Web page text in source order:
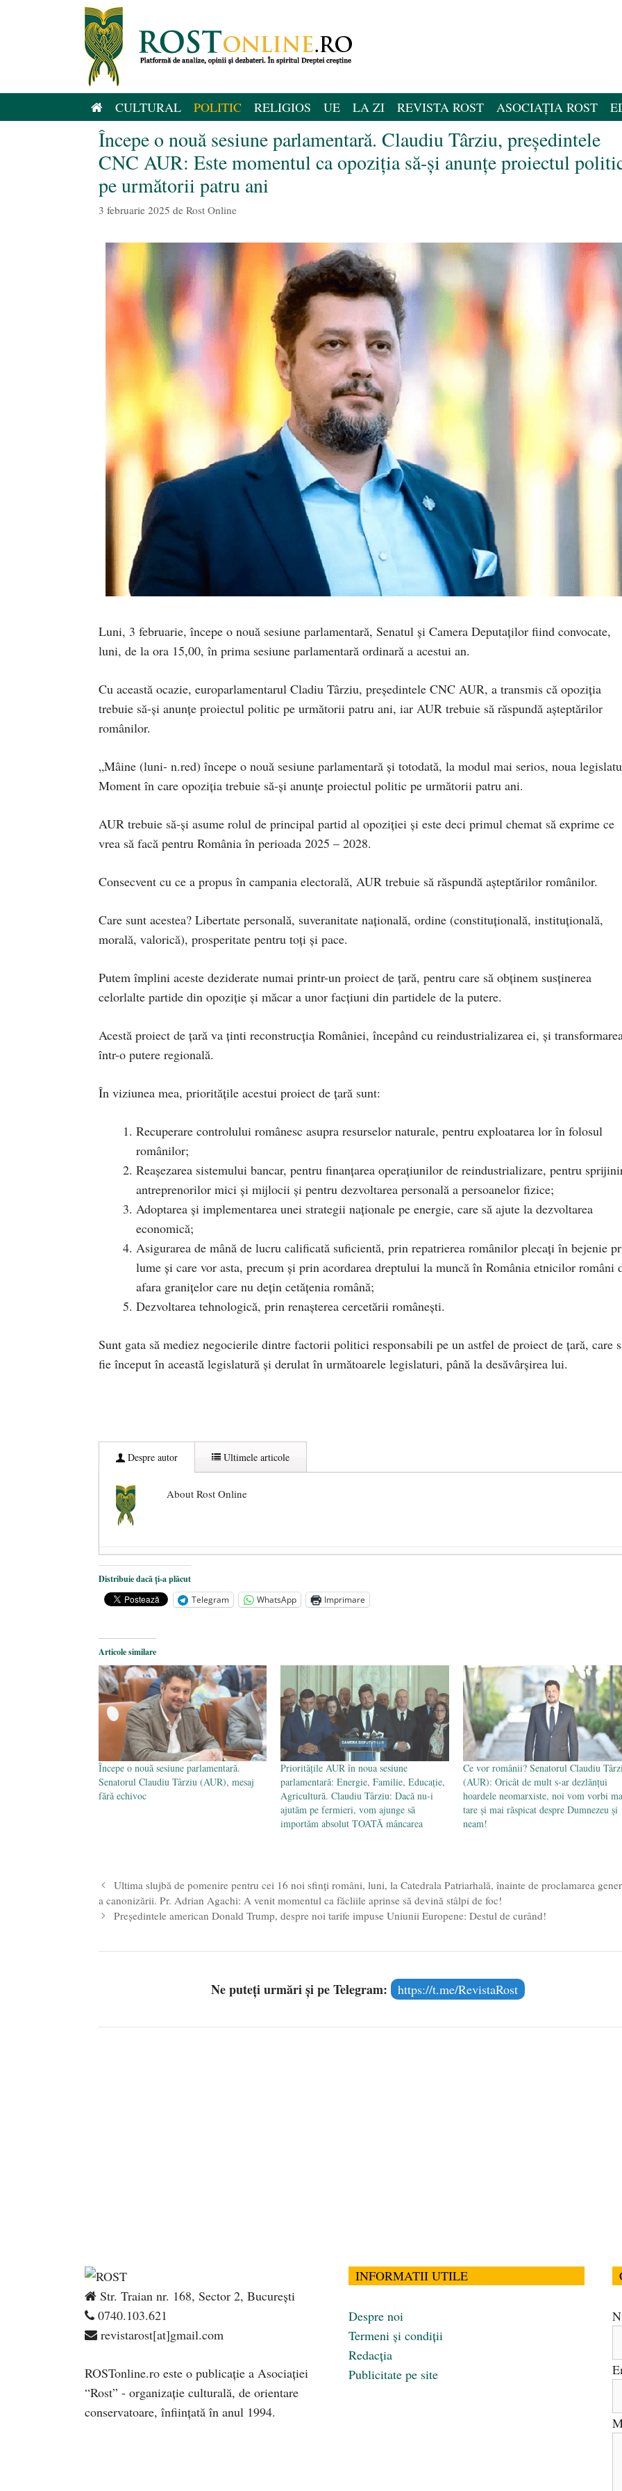
CULTURAL POLITIC RELIGIOS UE LA ZI REVISTA ROST ASOCIAȚIA ROST
Începe o nouă sesiune parlamentară. Claudiu Târziu, președintele
CNC AUR: Este momentul ca opoziția să-și anunțe proiectul
pe următorii patru ani
3 februarie 2025 de Rost Online
Luni, 3 februarie, începe o nouă sesiune parlamentară, Senatul şi Camera Deputaţilor fiind convocate,
luni, de la ora 15,00, în prima sesiune parlamentară ordinară a acestui an.
Cu această ocazie, europarlamentarul Cladiu Târziu, președintele CNC AUR, a transmis că opoziția
trebuie să-și anunțe proiectul politic pe următorii patru ani, iar AUR trebuie să răspundă așteptărilor
românilor.
„Mâine (luni- n.red) începe o nouă sesiune parlamentară și totodată, la modul mai serios, noua
Moment în care opoziția trebuie să-și anunțe proiectul politic pe următorii patru ani.
AUR trebuie să-și asume rolul de principal partid al opoziției și este deci primul chemat să exprime ce
vrea să facă pentru România în perioada 2025 – 2028.
Consecvent cu ce a propus în campania electorală, AUR trebuie să răspundă așteptărilor românilor.
Care sunt acestea? Libertate personală, suveranitate națională, ordine (constituțională, instituțională,
morală, valorică), prosperitate pentru toți și pace.
Putem împlini aceste deziderate numai printr-un proiect de țară, pentru care să obținem susținerea
celorlalte partide din opoziție și măcar a unor facțiuni din partidele de la putere.
Acestă proiect de țară va ținti reconstrucția României, începând cu reindustrializarea ei, și
într-o putere regională.
În viziunea mea, prioritățile acestui proiect de țară sunt:
Recuperare controlului românesc asupra resurselor naturale, pentru exploatarea lor în folosul
românilor;
Reașezarea sistemului bancar, pentru finanțarea operațiunilor de reindustrializare, pentru
antreprenorilor mici și mijlocii și pentru dezvoltarea personală a persoanelor fizice;
Adoptarea și implementarea unei strategii naționale pe energie, care să ajute la dezvoltarea
economică;
Asigurarea de mână de lucru calificată suficientă, prin repatrierea românilor plecați în bejenie
lume și care vor asta, precum și prin acordarea dreptului la muncă în România etnicilor români
afara granițelor care nu dețin cetățenia română;
Dezvoltarea tehnologică, prin renașterea cercetării românești.
Sunt gata să mediez negocierile dintre factorii politici responsabili pe un astfel de proiect de țară, care
fie început în această legislatură și derulat în următoarele legislaturi, până la desăvârșirea lui.
Despre autor Ultimele articole
About Rost Online
Dezvăluiri cutremurătoare despre președintele Ucrainei, Volodymyr Zelensky
Statul care servește Națiunea - 21 aprilie 2026
Legea Vexler produce efecte. Bustul poetului Octavian Goga, înlăturat din Iași
Distribuie dacă ți-a plăcut
Telegram
WhatsApp Imprimare
Articole similare
Începe o nouă sesiune parlamentară.
Senatorul Claudiu Târziu (AUR), mesaj
fără echivoc
Prioritățile AUR în noua sesiune
parlamentară: Energie, Familie, Educație,
Agricultură. Claudiu Târziu: Dacă nu-i
ajutăm pe fermieri, vom ajunge să
importăm absolut TOATĂ mâncarea
Ce vor românii? Senatorul Claudiu
(AUR): Oricât de mult s-ar dezlănțui
hoardele neomarxiste, noi vom vorbi
tare și mai răspicat despre Dumnezeu și
neam!
Ultima slujbă de pomenire pentru cei 16 noi sfinți români, luni, la Catedrala Patriarhală, înainte de proclamarea
a canonizării. Pr. Adrian Agachi: A venit momentul ca făcliile aprinse să devină stâlpi de foc!
Președintele american Donald Trump, despre noi tarife impuse Uniunii Europene: Destul de curând!
Ne puteți urmări și pe Telegram: https://t.me/RevistaRost
Str. Traian nr. 168, Sector 2, București
0740.103.621
revistarost[at]gmail.com
ROSTonline.ro este o publicaţie a Asociaţiei
“Rost” - organizaţie culturală, de orientare
conservatoare, înfiinţată în anul 1994.
INFORMATII UTILE
Despre noi
Termeni și condiții
Redacția
Publicitate pe site